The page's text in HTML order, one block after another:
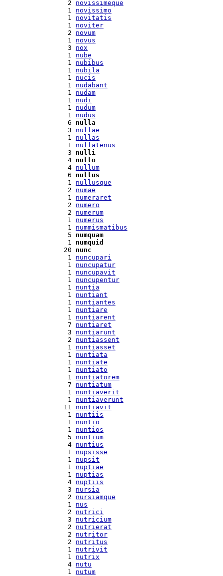
  2
novissimeque
  1
novissimo
  1
novitatis
  1
noviter
  2
novum
  1
novus
  3
nox
  1
nube
  1
nubibus
  1
nubila
  1
nucis
  1
nudabant
  1
nudam
  1
nudi
  1
nudum
  1
nudus
  6
nulla
  3
nullae
  1
nullas
  1
nullatenus
  3
nulli
  4
nullo
  4
nullum
  6
nullus
  1
nullusque
  2
numae
  1
numeraret
  2
numero
  2
numerum
  1
numerus
  1
nummismatibus
  5
numquam
  1
numquid
20 nunc
  1
nuncupari
  1
nuncupatur
  1
nuncupavit
  1
nuncupentur
  1
nuntia
  1
nuntiant
  1
nuntiantes
  1
nuntiare
  1
nuntiarent
  7
nuntiaret
  3
nuntiarunt
  2
nuntiassent
  1
nuntiasset
  1
nuntiata
  1
nuntiate
  1
nuntiato
  1
nuntiatorem
  7
nuntiatum
  1
nuntiaverit
  1
nuntiaverunt
11 nuntiavit
  1
nuntiis
  1
nuntio
  1
nuntios
  5
nuntium
  4
nuntius
  1
nupsisse
  1
nupsit
  1
nuptiae
  1
nuptias
  4
nuptiis
  3
nursia
  2
nursiamque
  1
nus
  2
nutrici
  3
nutricium
  2
nutrierat
  2
nutritor
  2
nutritus
  1
nutrivit
  1
nutrix
  4
nutu
  1
nutum